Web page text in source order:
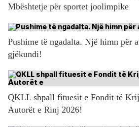
Mbështetje për sportet joolimpike
Pushime të ngadalta. Një himn për
gjëkundi!
QKLL shpall fituesit e Fondit të
Autorët e Rinj 2026!